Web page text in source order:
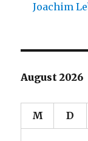
Joachim
August 2026
M D